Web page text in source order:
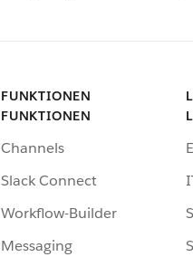
FUNKTIONEN
FUNKTIONEN
Channels
Slack Connect
Workflow-Builder
Messaging